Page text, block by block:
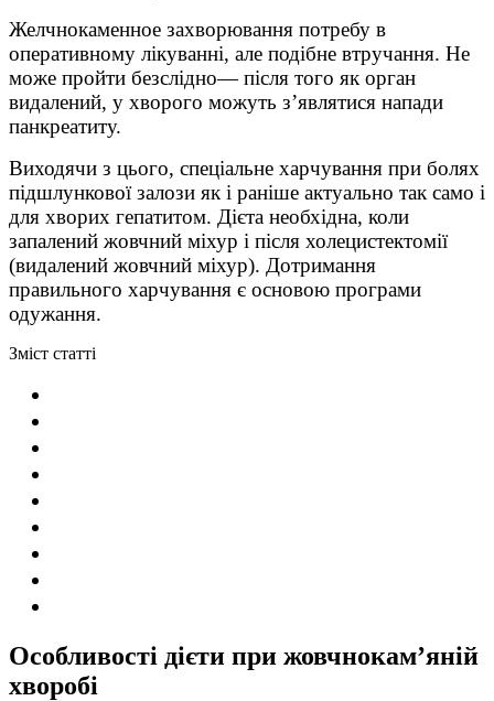
Желчнокаменное захворювання потребу в
оперативному лікуванні, але подібне втручання. Не
може пройти безслідно— після того як орган
видалений, у хворого можуть з’являтися напади
панкреатиту.
Виходячи з цього, спеціальне харчування при болях
підшлункової залози як і раніше актуально так само і
для хворих гепатитом. Дієта необхідна, коли
запалений жовчний міхур і після холецистектомії
(видалений жовчний міхур). Дотримання
правильного харчування є основою програми
одужання.
Зміст статті
Особливості дієти при жовчнокам’яній
хворобі